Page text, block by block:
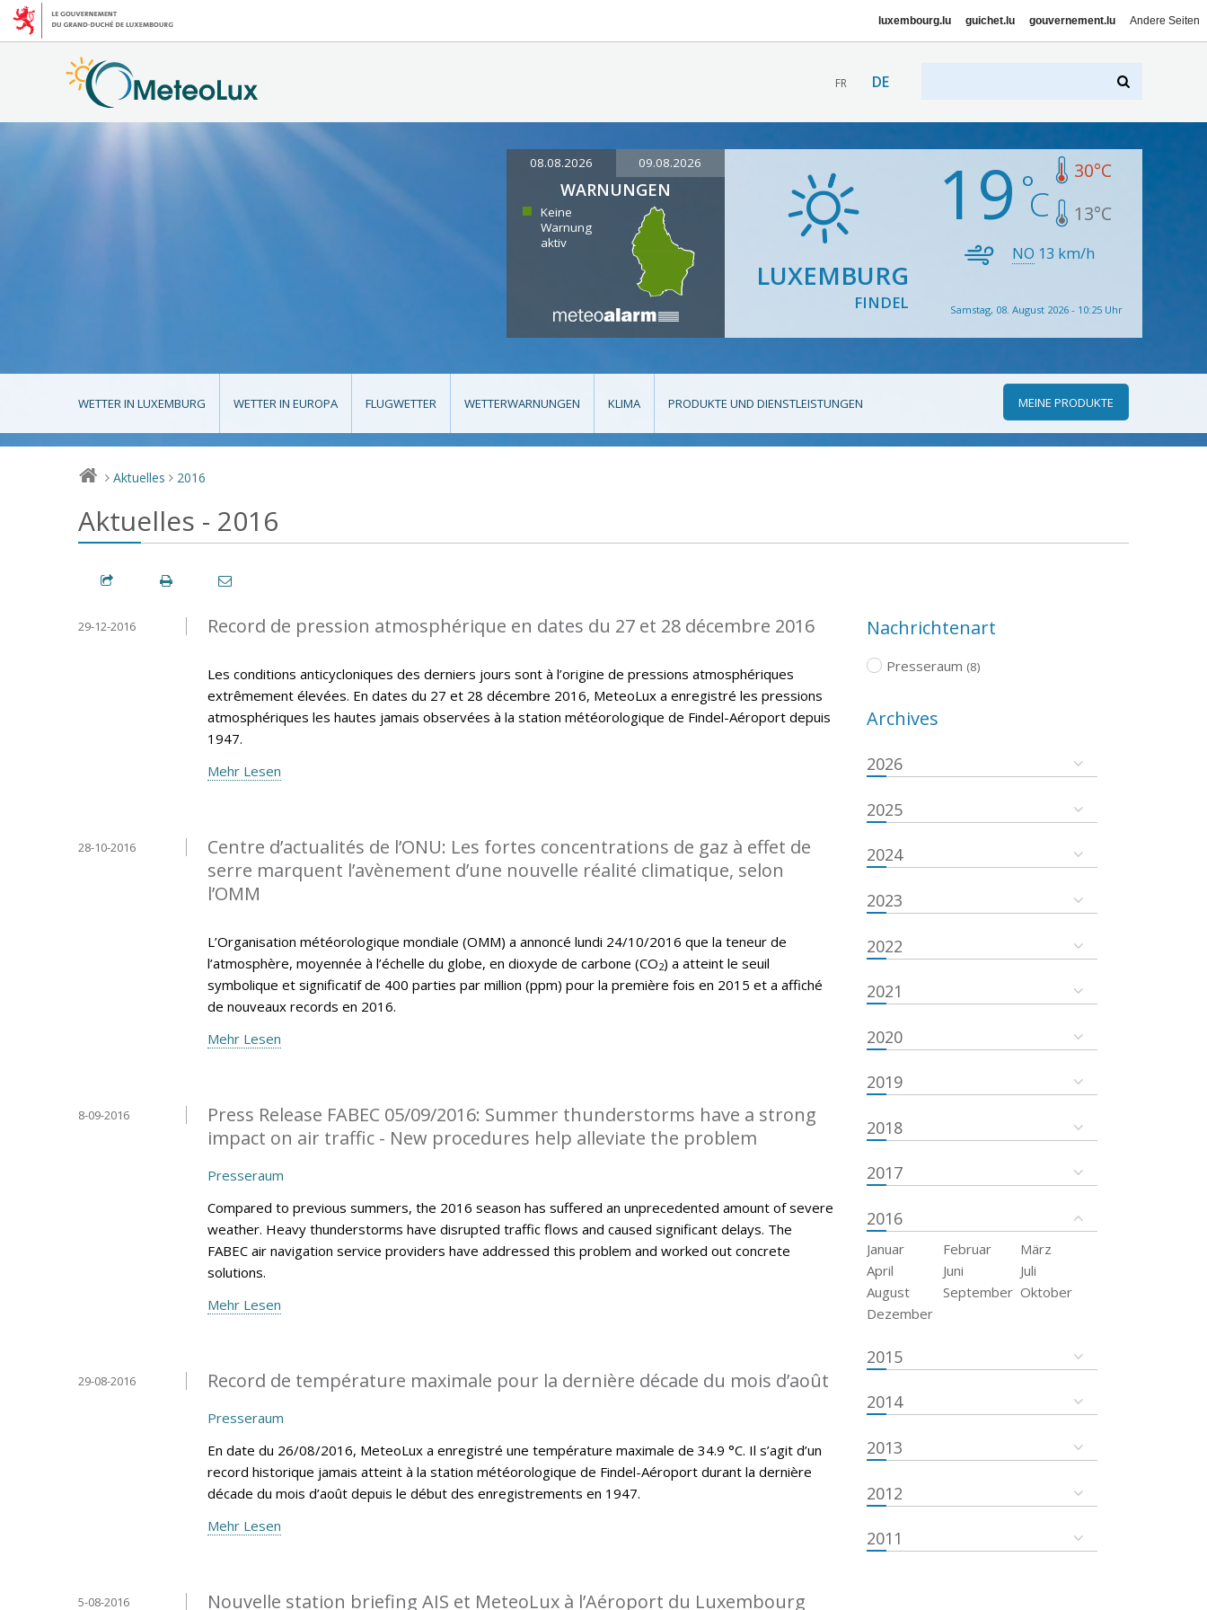
luxembourg.lu guichet.lu gouvernement.lu Andere Seiten
FR DE
08.08.2026 09.08.2026
WARNUNGEN
Keine
Warnung
aktiv
LUXEMBURG
FINDEL
19 30°C
13°C
NO 13 km/h
Samstag, 08. August 2026 - 10:25 Uhr
WETTER IN LUXEMBURG WETTER IN EUROPA FLUGWETTER WETTERWARNUNGEN KLIMA PRODUKTE UND DIENSTLEISTUNGEN MEINE PRODUKTE
> Aktuelles > 2016
Aktuelles - 2016
Record de pression atmosphérique en dates du 27 et 28 décembre 2016
29-12-2016
Les conditions anticycloniques des derniers jours sont à l’origine de pressions atmosphériques
extrêmement élevées. En dates du 27 et 28 décembre 2016, MeteoLux a enregistré les pressions
atmosphériques les hautes jamais observées à la station météorologique de Findel-Aéroport depuis
1947.
Mehr Lesen
Centre d’actualités de l’ONU: Les fortes concentrations de gaz à effet de
serre marquent l’avènement d’une nouvelle réalité climatique, selon
l’OMM
28-10-2016
L’Organisation météorologique mondiale (OMM) a annoncé lundi 24/10/2016 que la teneur de
l’atmosphère, moyennée à l’échelle du globe, en dioxyde de carbone (CO2) a atteint le seuil
symbolique et significatif de 400 parties par million (ppm) pour la première fois en 2015 et a affiché
de nouveaux records en 2016.
Mehr Lesen
Press Release FABEC 05/09/2016: Summer thunderstorms have a strong
impact on air traffic - New procedures help alleviate the problem
8-09-2016
Presseraum
Compared to previous summers, the 2016 season has suffered an unprecedented amount of severe
weather. Heavy thunderstorms have disrupted traffic flows and caused significant delays. The
FABEC air navigation service providers have addressed this problem and worked out concrete
solutions.
Mehr Lesen
Record de température maximale pour la dernière décade du mois d’août
29-08-2016
Presseraum
En date du 26/08/2016, MeteoLux a enregistré une température maximale de 34.9 °C. Il s’agit d’un
record historique jamais atteint à la station météorologique de Findel-Aéroport durant la dernière
décade du mois d’août depuis le début des enregistrements en 1947.
Mehr Lesen
Nouvelle station briefing AIS et MeteoLux à l’Aéroport du Luxembourg
5-08-2016
Nachrichtenart
Presseraum (8)
Archives
2026
2025
2024
2023
2022
2021
2020
2019
2018
2017
2016
Januar Februar
März
April
Juni
Juli
August
September Oktober
Dezember
2015
2014
2013
2012
2011